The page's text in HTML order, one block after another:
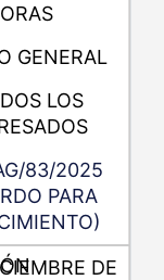
GENERAL
LOS
83/2025
PARA
DE